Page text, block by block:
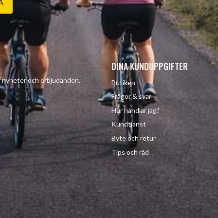
nyheter och erbjudanden.
DINA KUNDUPPGIFTER
Butiken
Frågor & svar
Hur handlar jag?
Kundtjänst
Byte och retur
Tips och råd